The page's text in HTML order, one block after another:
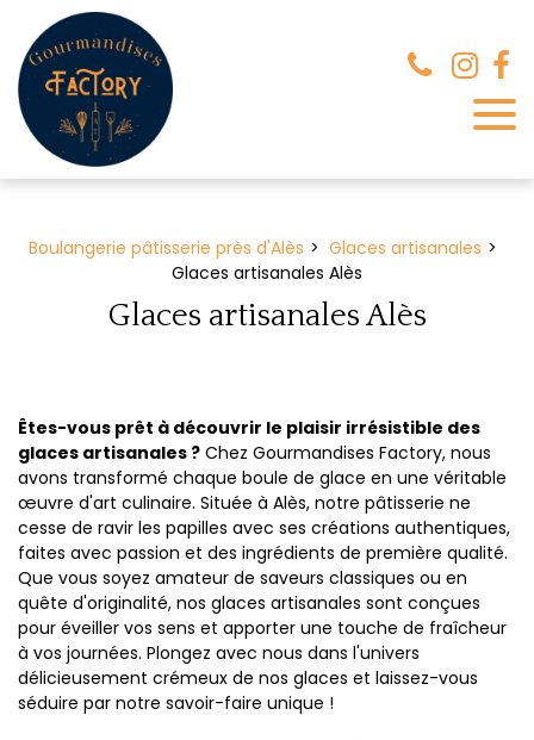
Boulangerie pâtisserie près d'Alès
Glaces artisanales
Glaces artisanales Alès
Glaces artisanales Alès
Êtes-vous prêt à découvrir le plaisir irrésistible des
glaces artisanales ? Chez Gourmandises Factory, nous
avons transformé chaque boule de glace en une véritable
œuvre d'art culinaire. Située à Alès, notre pâtisserie ne
cesse de ravir les papilles avec ses créations authentiques,
faites avec passion et des ingrédients de première qualité.
Que vous soyez amateur de saveurs classiques ou en
quête d'originalité, nos glaces artisanales sont conçues
pour éveiller vos sens et apporter une touche de fraîcheur
à vos journées. Plongez avec nous dans l'univers
délicieusement crémeux de nos glaces et laissez-vous
séduire par notre savoir-faire unique !
Panneau de gestion des cookies